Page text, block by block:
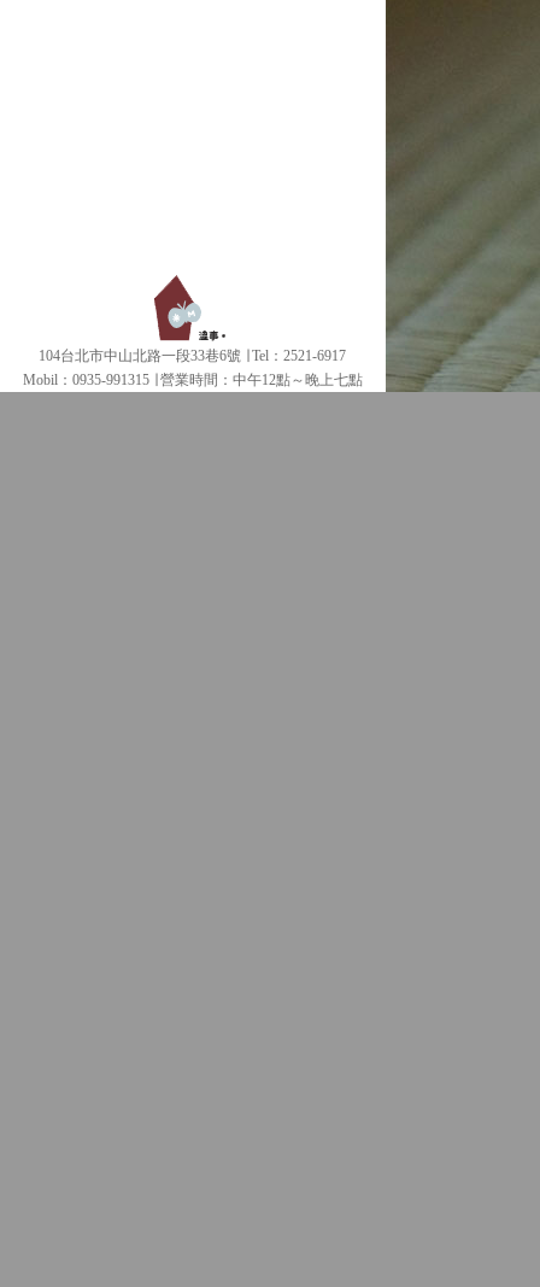
104台北市中山北路一段33巷6號 ∣ Tel：2521-6917
Mobil：0935-991315 ∣
營業時間：中午12點～晚上七點